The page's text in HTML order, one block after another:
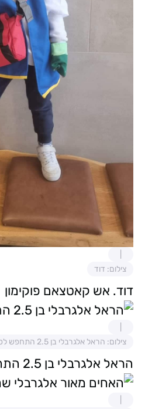
צילום: דוד
דוד. אש קאטצאם פוקימון
צילום: הראל אלגרבלי בן 2.5 התחפש לסמי הכבאי
הראל אלגרבלי בן 2.5 התחפש לסמי הכבאי